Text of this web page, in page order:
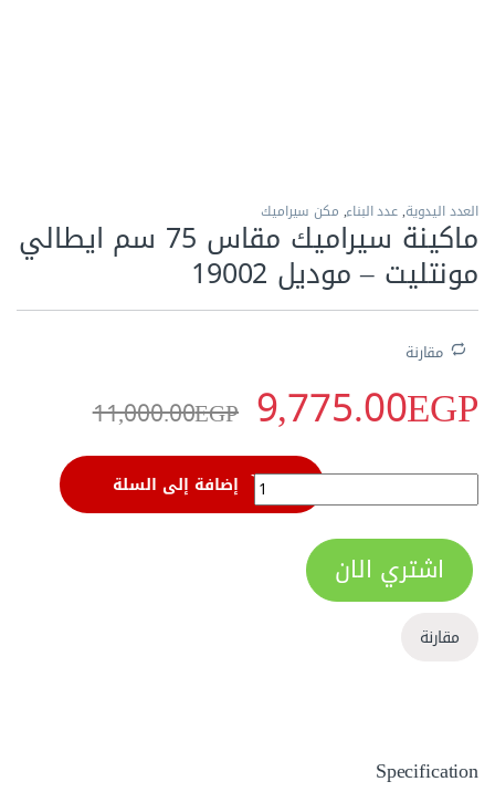
العدد اليدوية,عدد البناء, مكن سيراميك
ماكينة سيراميك مقاس 75 سم ايطالي
مونتليت – موديل 19002
مقارنة
9,775.00EGP
11,000.00EGP
ماكينة سيراميك مقاس 75 سم ايطالي مونتليت - موديل 19002 quantity إضافة إلى السلة
اشتري الان
مقارنة
Specification